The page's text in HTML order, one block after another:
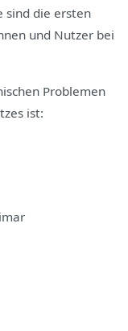
sind die ersten
und Nutzer bei
Problemen
ist: